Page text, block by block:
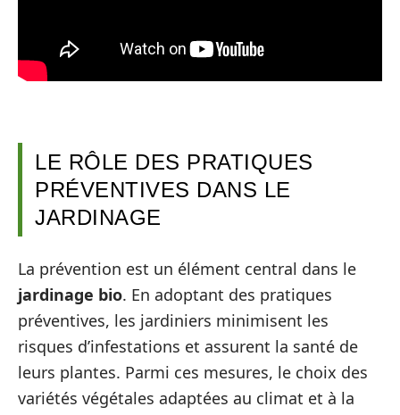
LE RÔLE DES PRATIQUES
PRÉVENTIVES DANS LE
JARDINAGE
La prévention est un élément central dans le
jardinage bio. En adoptant des pratiques
préventives, les jardiniers minimisent les
risques d’infestations et assurent la santé de
leurs plantes. Parmi ces mesures, le choix des
variétés végétales adaptées au climat et à la